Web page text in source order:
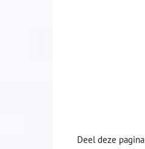
Deel deze pagina